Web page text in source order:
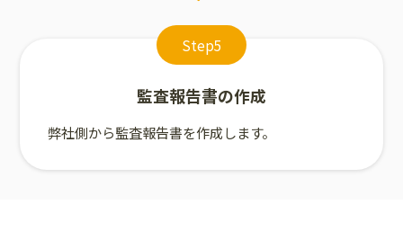
Step5
監査報告書の作成
弊社側から監査報告書を作成します。